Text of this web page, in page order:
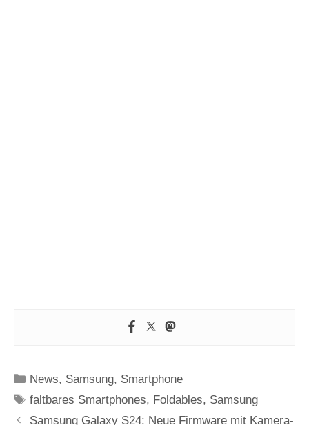
Kategorien
News, Samsung, Smartphone
Schlagwörter
faltbares Smartphones, Foldables, Samsung
Samsung Galaxy S24: Neue Firmware mit Kamera-